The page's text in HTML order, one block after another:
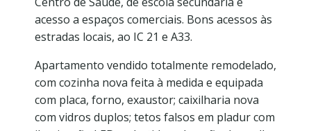
acesso a espaços comerciais. Bons acessos às
estradas locais, ao IC 21 e A33.
Apartamento vendido totalmente remodelado,
com cozinha nova feita à medida e equipada
com placa, forno, exaustor; caixilharia nova
com vidros duplos; tetos falsos em pladur com